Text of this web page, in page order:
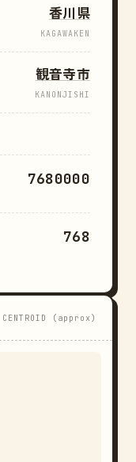
香川県
KAGAWAKEN
観音寺市
KANONJISHI
7680000
768
CENTROID (approx)